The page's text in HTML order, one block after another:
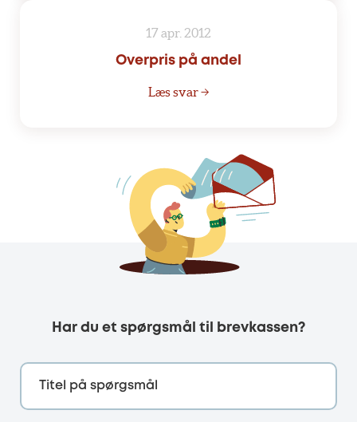
17 apr. 2012
Overpris på andel
Læs svar →
Har du et spørgsmål til brevkassen?
Titel på spørgsmål